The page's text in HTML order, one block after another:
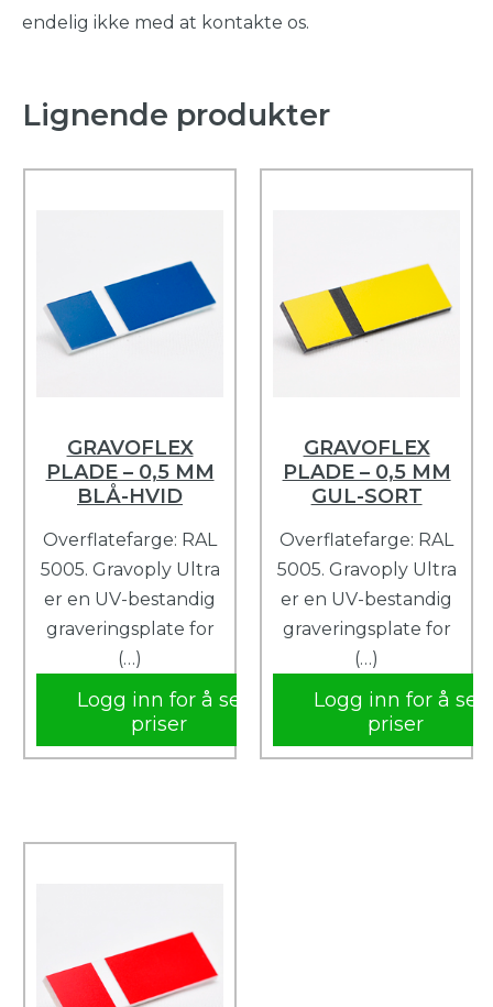
endelig ikke med at kontakte os.
Lignende produkter
GRAVOFLEX
PLADE – 0,5 MM
BLÅ-HVID
Overflatefarge: RAL
5005. Gravoply Ultra
er en UV-bestandig
graveringsplate for
(…)
Logg inn for å se
priser
GRAVOFLEX
PLADE – 0,5 MM
GUL-SORT
Overflatefarge: RAL
5005. Gravoply Ultra
er en UV-bestandig
graveringsplate for
(…)
Logg inn for å se
priser